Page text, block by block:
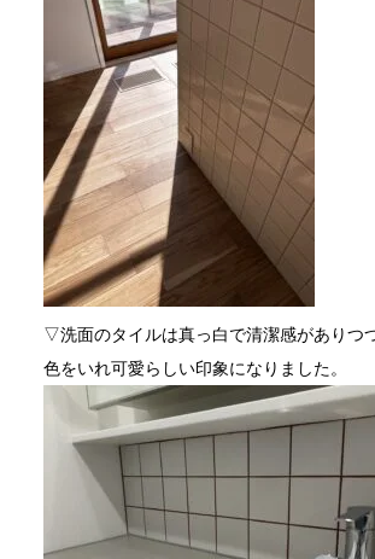
▽洗面のタイルは真っ白で清潔感がありつ
色をいれ可愛らしい印象になりました。